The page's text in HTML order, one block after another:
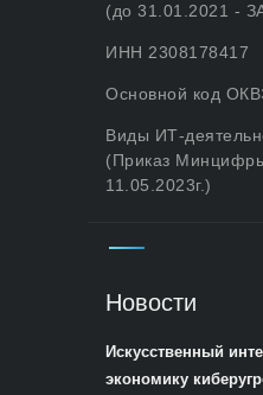
(до 31.01.2021 -
ИНН 2308178417
Основной код
Виды ИТ-
(Приказ
11.05.2023г.)
Новости
Искусственный
экономику